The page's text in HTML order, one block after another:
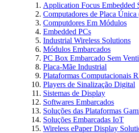
Application Focus Embedded
Computadores de Placa
Computdores Em Módulos
Embedded PCs
Industrial Wireless Solutions
Módulos Embarcados
PC Box Embarcado Sem
Placa-Mãe Industrial
Plataformas Computacionais
Players de Sinalização Digital
Sistemas de Display
Softwares Embarcados
Soluções das Plataformas
Soluções Embarcadas IoT
Wireless ePaper Display